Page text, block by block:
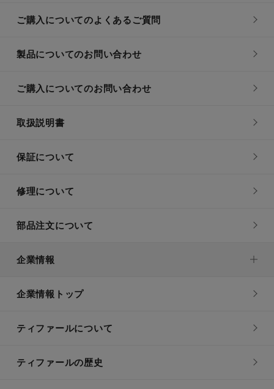
ご購入についてのよくあるご質問
製品についてのお問い合わせ
ご購入についてのお問い合わせ
取扱説明書
保証について
修理について
部品注文について
企業情報
企業情報トップ
ティファールについて
ティファールの歴史